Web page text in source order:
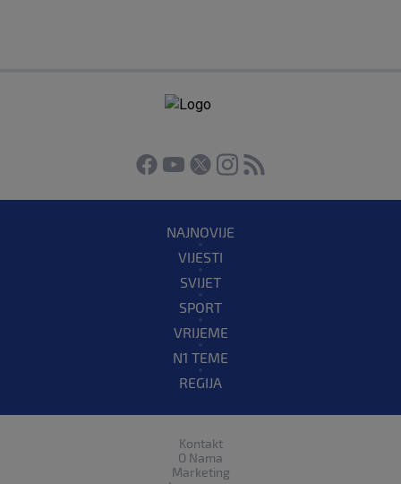
NAJNOVIJE
VIJESTI
SVIJET
SPORT
VRIJEME
N1 TEME
REGIJA
Kontakt
O Nama
Marketing